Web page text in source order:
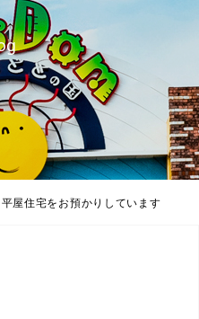
g
平屋住宅をお預かりしています